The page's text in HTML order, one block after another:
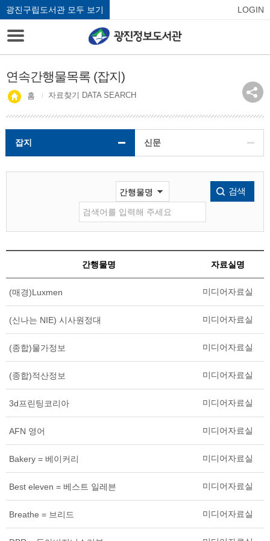
광진구립도서관 모두 보기 LOGIN
연속간행물목록 (잡지)
홈 자료찾기 DATA SEARCH
잡지 신문
검색
간행물명 자료실명
(매경)Luxmen 미디어자료실
(신나는 NIE) 시사원정대 미디어자료실
(종합)물가정보 미디어자료실
(종합)적산정보 미디어자료실
3d프린팅코리아 미디어자료실
AFN 영어 미디어자료실
Bakery = 베이커리 미디어자료실
Best eleven = 베스트 일레븐 미디어자료실
Breathe = 브리드 미디어자료실